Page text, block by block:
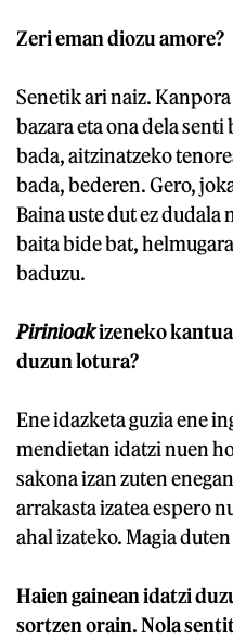
Zeri eman diozu amore?
Senetik ari naiz.
bazara eta ona dela
bada, aitzinatzeko
bada, bederen. Gero,
Baina uste dut ez dudala
baita bide bat,
baduzu.
Pirinioakizeneko
duzun lotura?
Ene idazketa guzia ene
mendietan idatzi nuen
sakona izan zuten
arrakasta izatea espero
ahal izateko. Magia
Haien gainean idatzi
sortzen orain. Nola